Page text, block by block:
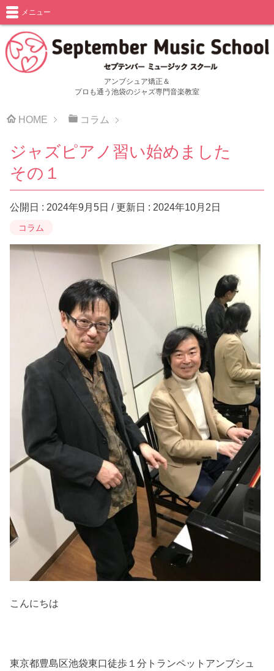
アンブシュア矯正＆
プロも通う池袋のジャズ専門音楽教室
メニュー
HOME コラム
ジャズピアノ習い始めました
その１
公開日 : 2024年9月5日 / 更新日 : 2024年10月2日
コラム
こんにちは
東京都豊島区池袋東口徒歩１分トランペットアンブシュ